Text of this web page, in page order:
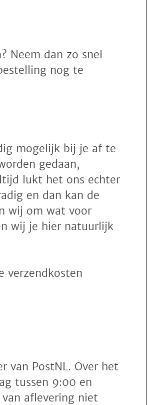
Neem dan zo snel
nog te
mogelijk bij je af te
gedaan,
lukt het ons echter
en dan kan de
wij om wat voor
wij je hier natuurlijk
verzendkosten
van PostNL. Over het
tussen 9:00 en
aflevering niet